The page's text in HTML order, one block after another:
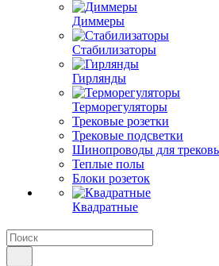
Диммеры
Стабилизаторы
Гирлянды
Терморегуляторы
Трековые розетки
Трековые подсветки
Шинопроводы для
Теплые полы
Блоки розеток
Квадратные